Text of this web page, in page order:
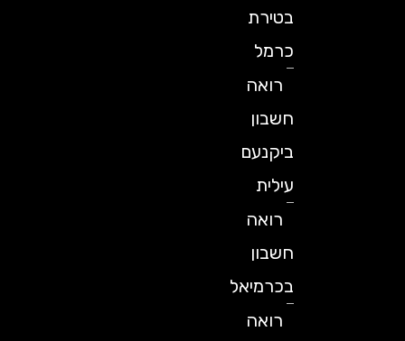
בטירת
כרמל
רואה
חשבון
ביקנעם
עילית
רואה
חשבון
בכרמיאל
רואה